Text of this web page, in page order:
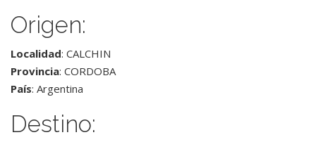
Origen:
Localidad: CALCHIN
Provincia: CORDOBA
País: Argentina
Destino: